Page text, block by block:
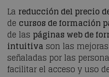
La reducción del precio
de cursos de formación
de las páginas web de
intuitiva son las
señaladas por las
facilitar el acceso y uso